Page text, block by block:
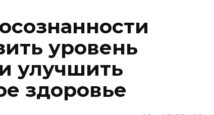
уровень
улучшить
здоровье